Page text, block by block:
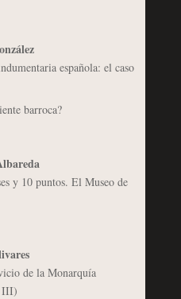
española: el caso
barroca?
y 10 puntos. El Museo de
de la Monarquía
III)